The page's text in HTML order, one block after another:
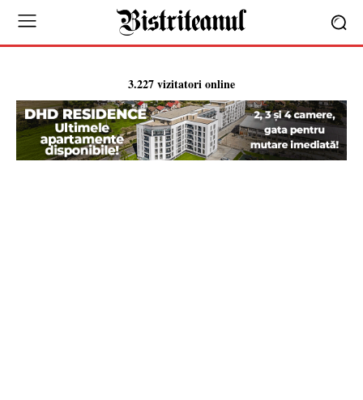
3.227 vizitatori online